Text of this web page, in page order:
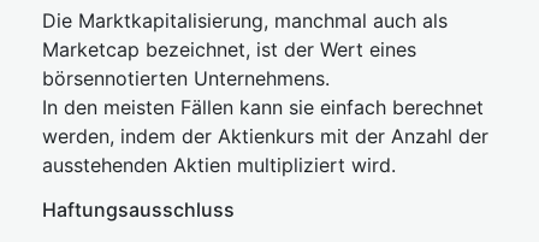
Die Marktkapitalisierung, manchmal auch als
Marketcap bezeichnet, ist der Wert eines
börsennotierten Unternehmens.
In den meisten Fällen kann sie einfach berechnet
werden, indem der Aktienkurs mit der Anzahl der
ausstehenden Aktien multipliziert wird.
Haftungsausschluss